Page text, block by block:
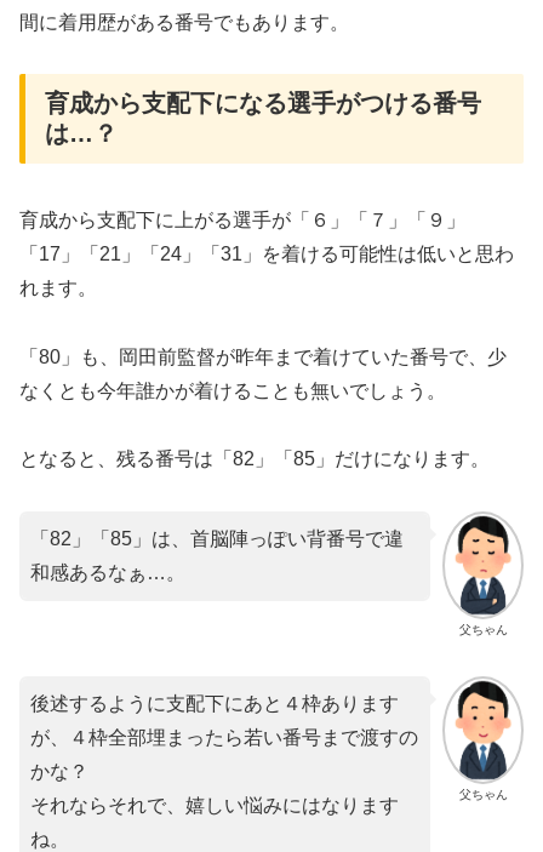
間に着用歴がある番号でもあります。
育成から支配下になる選手がつける番号
は…？
育成から支配下に上がる選手が「６」「７」「９」
「17」「21」「24」「31」を着ける可能性は低いと思わ
れます。
「80」も、岡田前監督が昨年まで着けていた番号で、少
なくとも今年誰かが着けることも無いでしょう。
となると、残る番号は「82」「85」だけになります。
父ちゃん
「82」「85」は、首脳陣っぽい背番号で違
和感あるなぁ…。
父ちゃん
後述するように支配下にあと４枠あります
が、４枠全部埋まったら若い番号まで渡すの
かな？
それならそれで、嬉しい悩みにはなります
ね。